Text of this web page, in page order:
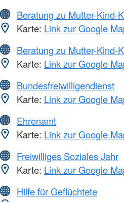
Beratung zu Mutter-Kind-
Karte: Link zur Google
Beratung zu Mutter-Kind-
Karte: Link zur Google
Bundesfreiwilligendienst
Karte: Link zur Google
Ehrenamt
Karte: Link zur Google
Freiwilliges Soziales Jahr
Karte: Link zur Google
Hilfe für Geflüchtete